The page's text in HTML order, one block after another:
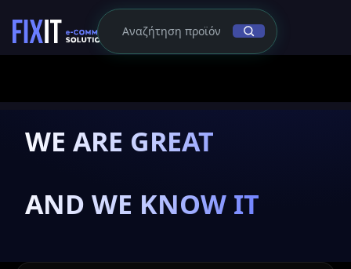
WE ARE GREAT
AND WE KNOW IT